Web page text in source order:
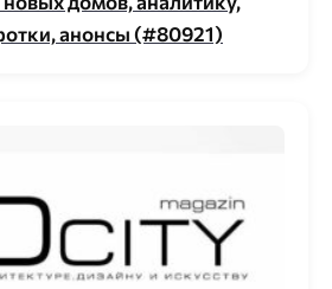
анонсы (#80921)